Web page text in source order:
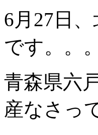
6月27日
です。。。
青森県六
産なさっ